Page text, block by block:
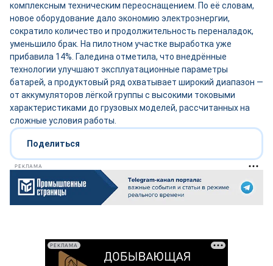
комплексным техническим переоснащением. По её словам,
новое оборудование дало экономию электроэнергии,
сократило количество и продолжительность переналадок,
уменьшило брак. На пилотном участке выработка уже
прибавила 14%. Галедина отметила, что внедрённые
технологии улучшают эксплуатационные параметры
батарей, а продуктовый ряд охватывает широкий диапазон —
от аккумуляторов лёгкой группы с высокими токовыми
характеристиками до грузовых моделей, рассчитанных на
сложные условия работы.
Поделиться
РЕКЛАМА
РЕКЛАМА